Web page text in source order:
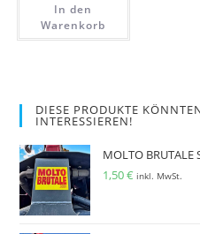
In den
Warenkorb
DIESE PRODUKTE
INTERESSIEREN!
MOLTO BRUTALE
1,50€ inkl. MwSt.